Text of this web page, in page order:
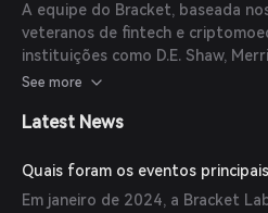
inclui visualizações
exposições subjacentes,
insights claros sobre seus
A equipe do Bracket, baseada
veteranos de fintech e
instituições como D.E. Shaw,
Barclays, Consensys e
experiências intuitivas de DeFi e
See more
Latest News
Quais foram os eventos
Em janeiro de 2024, a Bracket